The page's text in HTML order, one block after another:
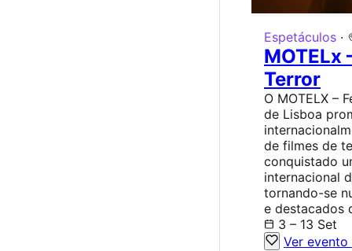
Espetáculos ·
MOTELx
Terror
O MOTELX –
de Lisboa
de filmes de
conquistado
internacional
tornando-se
e destacados
3 – 13 Set
Ver